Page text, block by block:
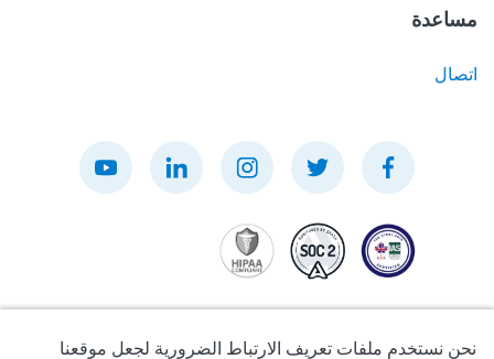
مساعدة
اتصال
نحن نستخدم ملفات تعريف الارتباط الضرورية لجعل موقعنا